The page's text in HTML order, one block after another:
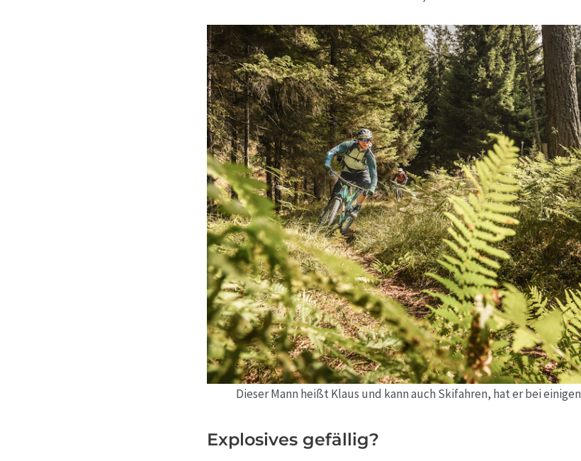
Dieser Mann heißt Klaus und kann auch Skifahren, hat er bei einigen
Explosives gefällig?